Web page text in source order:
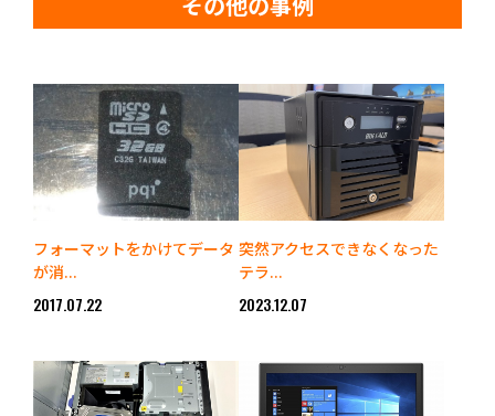
フォーマットをかけてデータ
が消...
2017.07.22
突然アクセスできなくなった
テラ...
2023.12.07